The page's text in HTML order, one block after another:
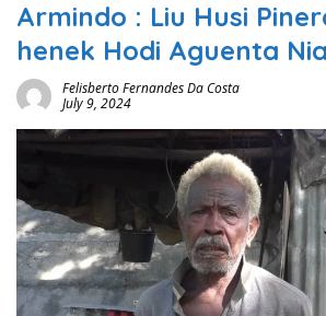
Armindo : Liu Husi
henek Hodi Aguenta
Felisberto Fernandes Da Costa
July 9, 2024